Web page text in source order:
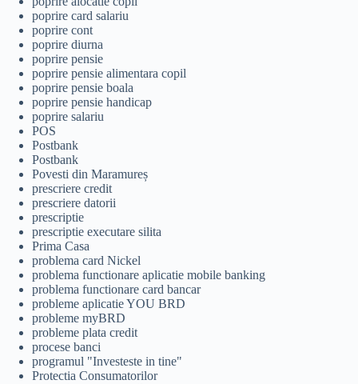
poprire card salariu
poprire cont
poprire diurna
poprire pensie
poprire pensie alimentara copil
poprire pensie boala
poprire pensie handicap
poprire salariu
POS
Postbank
Postbank
Povesti din Maramureș
prescriere credit
prescriere datorii
prescriptie
prescriptie executare silita
Prima Casa
problema card Nickel
problema functionare aplicatie mobile banking
problema functionare card bancar
probleme aplicatie YOU BRD
probleme myBRD
probleme plata credit
procese banci
programul "Investeste in tine"
Protectia Consumatorilor